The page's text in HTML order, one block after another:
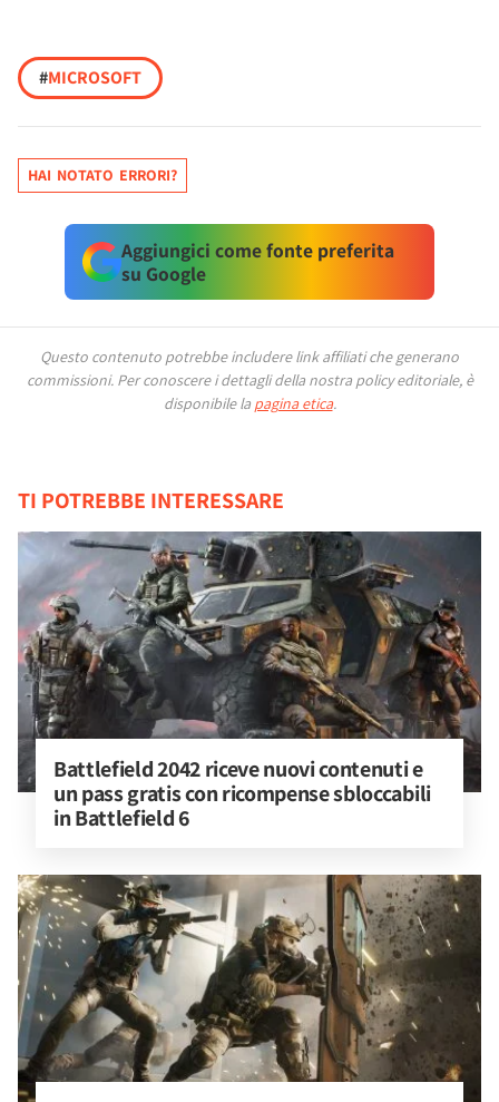
#MICROSOFT
HAI NOTATO ERRORI?
Aggiungici come fonte preferita
su Google
Questo contenuto potrebbe includere link affiliati che generano
commissioni. Per conoscere i dettagli della nostra policy editoriale, è
disponibile la pagina etica.
TI POTREBBE INTERESSARE
Battlefield 2042 riceve nuovi contenuti e
un pass gratis con ricompense sbloccabili
in Battlefield 6